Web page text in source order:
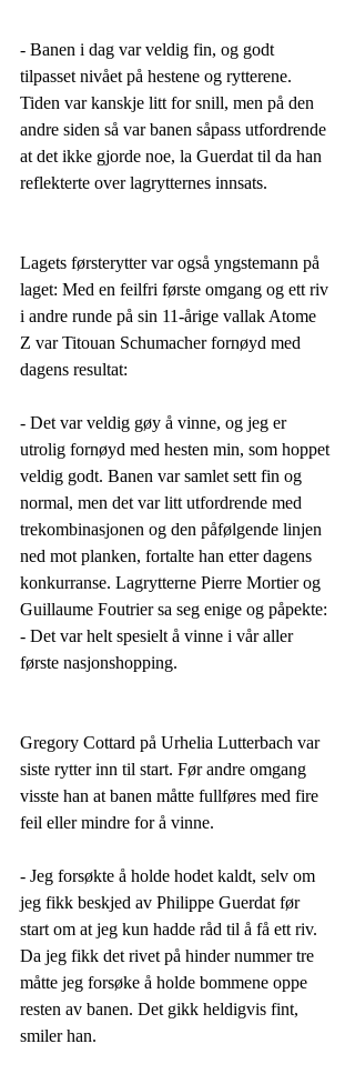
- Banen i dag var veldig fin, og godt
tilpasset nivået på hestene og rytterene.
Tiden var kanskje litt for snill, men på den
andre siden så var banen såpass utfordrende
at det ikke gjorde noe, la Guerdat til da han
reflekterte over lagrytternes innsats.
Lagets førsterytter var også yngstemann på
laget: Med en feilfri første omgang og ett riv
i andre runde på sin 11-årige vallak Atome
Z var Titouan Schumacher fornøyd med
dagens resultat:
- Det var veldig gøy å vinne, og jeg er
utrolig fornøyd med hesten min, som hoppet
veldig godt. Banen var samlet sett fin og
normal, men det var litt utfordrende med
trekombinasjonen og den påfølgende linjen
ned mot planken, fortalte han etter dagens
konkurranse. Lagrytterne Pierre Mortier og
Guillaume Foutrier sa seg enige og påpekte:
- Det var helt spesielt å vinne i vår aller
første nasjonshopping.
Gregory Cottard på Urhelia Lutterbach var
siste rytter inn til start. Før andre omgang
visste han at banen måtte fullføres med fire
feil eller mindre for å vinne.
- Jeg forsøkte å holde hodet kaldt, selv om
jeg fikk beskjed av Philippe Guerdat før
start om at jeg kun hadde råd til å få ett riv.
Da jeg fikk det rivet på hinder nummer tre
måtte jeg forsøke å holde bommene oppe
resten av banen. Det gikk heldigvis fint,
smiler han.